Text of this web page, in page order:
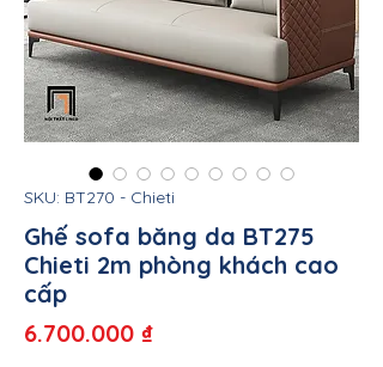
SKU: BT270 - Chieti
Ghế sofa băng da BT275
Chieti 2m phòng khách cao
cấp
6.700.000 ₫Giá